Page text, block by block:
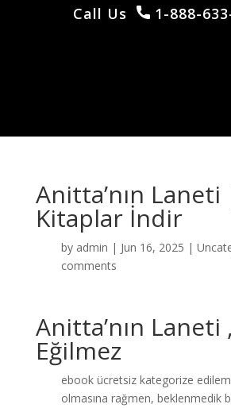
Call Us 1-888-
Anitta’nın Laneti
Kitaplar İndir
by admin | Jun 16, 2025 |
comments
Anitta’nın Laneti
Eğilmez
ebook ücretsiz kategorize
olmasına rağmen, beklenmedik